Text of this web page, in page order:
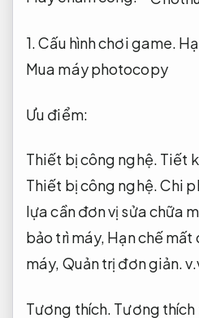
1.Cấu hình chơi game.
Mua máy photocopy
Ưu điểm:
Thiết bị công nghệ. Tiết
Thiết bị công nghệ.Chi
lựa cần đơn vị sửa chữa
bảo trì máy, Hạn chế mất
máy, Quản trị đơn giản.
Tương thích. Tương thích